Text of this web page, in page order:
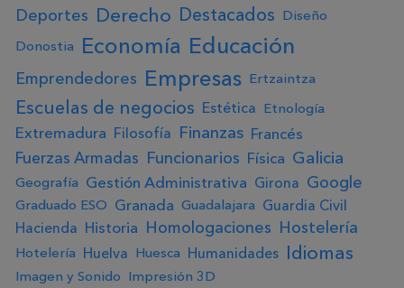
Deportes Derecho Destacados Diseño
Donostia
Economía Educación
Emprendedores Empresas Ertzaintza
Escuelas de negocios Estética Etnología
Extremadura Filosofía Finanzas Francés
Fuerzas Armadas Funcionarios Física Galicia
Geografía Gestión Administrativa Girona Google
Graduado ESO Granada Guadalajara Guardia Civil
Hacienda Historia Homologaciones Hostelería
Hotelería Huelva Huesca Humanidades Idiomas
Imagen y Sonido Impresión 3D